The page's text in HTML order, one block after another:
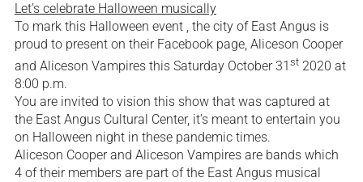
Let’s celebrate Halloween musically
To mark this Halloween event , the city of East Angus is
proud to present on their Facebook page, Aliceson Cooper
and Aliceson Vampires this Saturday October 31 st2020 at
8:00 p.m.
You are invited to vision this show that was captured at
the East Angus Cultural Center, it’s meant to entertain you
on Halloween night in these pandemic times.
Aliceson Cooper and Aliceson Vampires are bands which
4 of their members are part of the East Angus musical